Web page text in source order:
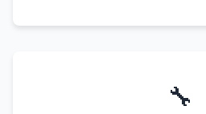
🔧